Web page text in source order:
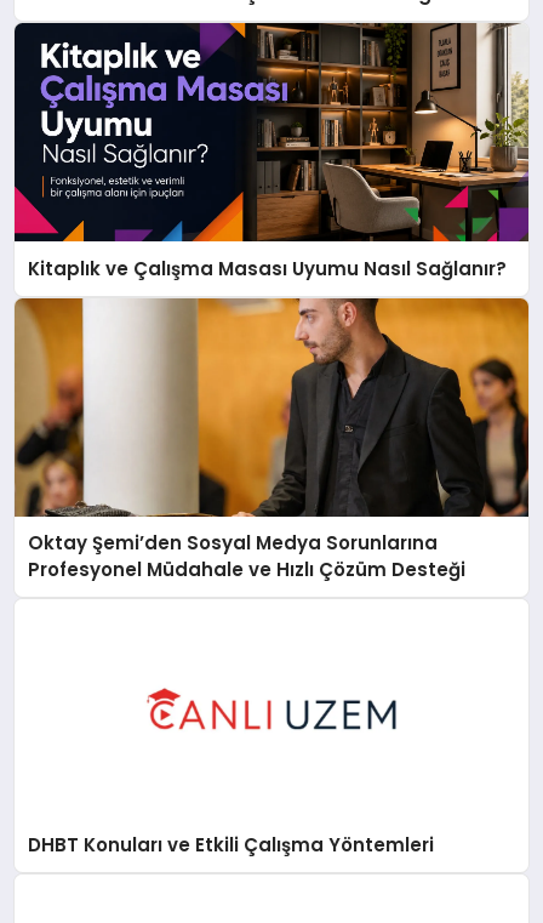
Kitaplık ve Çalışma Masası Uyumu Nasıl Sağlanır?
Oktay Şemi’den Sosyal Medya Sorunlarına
Profesyonel Müdahale ve Hızlı Çözüm Desteği
DHBT Konuları ve Etkili Çalışma Yöntemleri